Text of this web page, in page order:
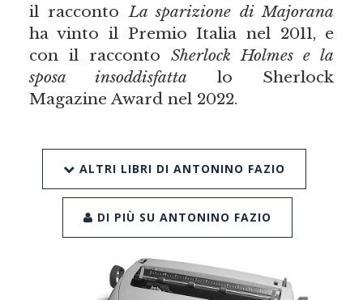
il raccontoLa sparizione di Majorana
ha vinto il Premio Italia nel 2011, e
con il racconto Sherlock Holmes e la
sposa insoddisfatta lo Sherlock
Magazine Award nel 2022.
ALTRI LIBRI DI ANTONINO FAZIO
DI PIÙ SU ANTONINO FAZIO